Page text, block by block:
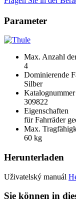
Parameter
Max. Anzahl
4
Dominierende
Silber
Katalognummer
309822
Eigenschaften
für Fahrräder
Max.
60 kg
Herunterladen
Uživatelský manuál
Sie können in